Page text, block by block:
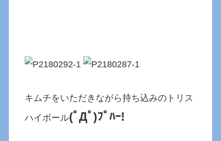
キムチをいただきながら持ち込みのトリス
ハイボール(ﾟДﾟ)ﾌﾟﾊｰ!